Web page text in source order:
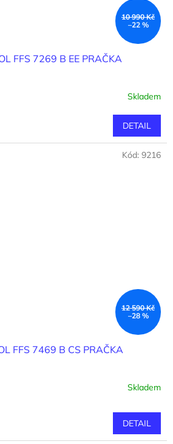
10 990 Kč
–22 %
FFS 7269 B EE PRAČKA
Skladem
DETAIL
12 590 Kč
–28 %
FFS 7469 B CS PRAČKA
Skladem
DETAIL
Kód: 9216